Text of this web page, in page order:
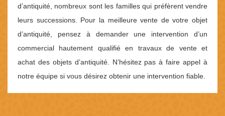
d’antiquité, nombreux sont les familles qui préfèrent vendre
leurs successions. Pour la meilleure vente de votre objet
d’antiquité, pensez à demander une intervention d’un
commercial hautement qualifié en travaux de vente et
achat des objets d’antiquité. N’hésitez pas à faire appel à
notre équipe si vous désirez obtenir une intervention fiable.